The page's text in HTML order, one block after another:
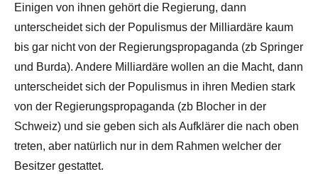
Einigen von ihnen gehört die Regierung, dann
unterscheidet sich der Populismus der Milliardäre kaum
bis gar nicht von der Regierungspropaganda (zb Springer
und Burda). Andere Milliardäre wollen an die Macht, dann
unterscheidet sich der Populismus in ihren Medien stark
von der Regierungspropaganda (zb Blocher in der
Schweiz) und sie geben sich als Aufklärer die nach oben
treten, aber natürlich nur in dem Rahmen welcher der
Besitzer gestattet.